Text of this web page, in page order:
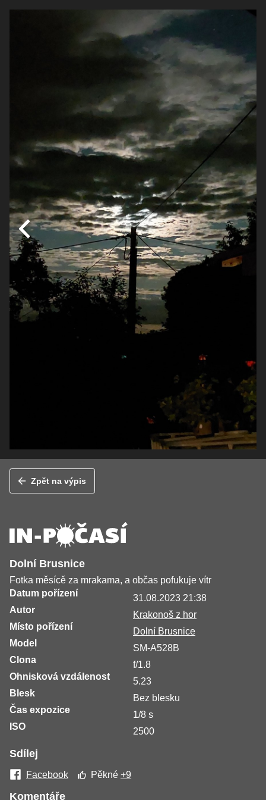
Zpět na výpis
Dolní Brusnice
Fotka měsícě za mrakama, a občas pofukuje vítr
Datum pořízení
31.08.2023 21:38
Autor
Krakonoš z hor
Místo pořízení
Dolní Brusnice
Model
SM-A528B
Clona
f/1.8
Ohnisková vzdálenost
5.23
Blesk
Bez blesku
Čas expozice
1/8 s
ISO
2500
Sdílej
Facebook Pěkné+9
Komentáře